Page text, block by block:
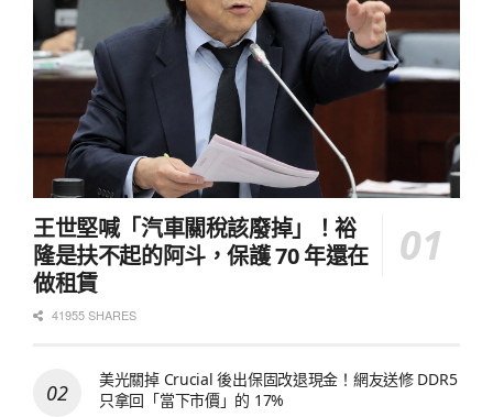
王世堅喊「汽車關稅該廢掉」！裕
隆是扶不起的阿斗，保護 70 年還在
做租賃
41955 SHARES
美光關掉 Crucial 後出保固改退現金！網友送修 DDR5
只拿回「當下市價」的 17%